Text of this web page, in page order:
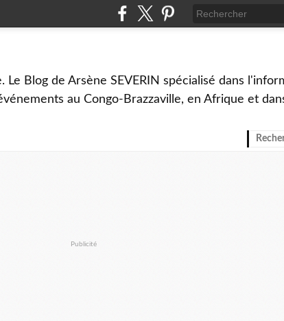
Le Blog de Arsène SEVERIN spécialisé dans
au Congo-Brazzaville, en Afrique et
Publicité